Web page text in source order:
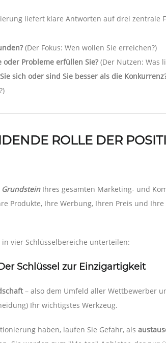
liefert klare Antworten auf drei zentrale
(Der Fokus: Wen wollen Sie erreichen?)
oder Probleme erfüllen Sie? (Der Nutzen: Was
sich oder sind Sie besser als die
ROLLE DER
GrundsteinIhres gesamten Marketing- und
Produkte, Ihre Werbung, Ihren Preis und
vier Schlüsselbereiche unterteilen:
Schlüssel zur Einzigartigkeit
– also dem Umfeld aller Wettbewerber
Ihr wichtigstes Werkzeug.
haben, laufen Sie Gefahr, als